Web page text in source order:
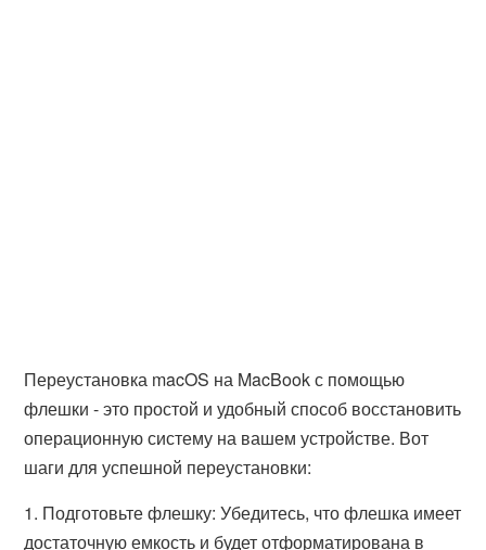
Переустановка macOS на MacBook с помощью
флешки - это простой и удобный способ восстановить
операционную систему на вашем устройстве. Вот
шаги для успешной переустановки:
1. Подготовьте флешку: Убедитесь, что флешка имеет
достаточную емкость и будет отформатирована в